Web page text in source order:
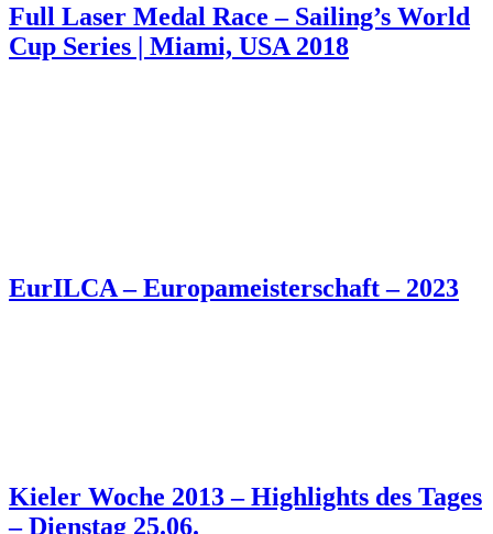
Full Laser Medal Race – Sailing’s World
Cup Series | Miami, USA 2018
EurILCA – Europameisterschaft – 2023
Kieler Woche 2013 – Highlights des Tages
– Dienstag 25.06.